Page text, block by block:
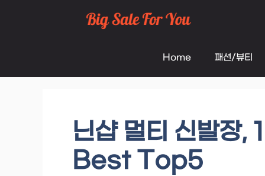
Home 패션/뷰티
닌샵 멀티 신발장,
Best Top5